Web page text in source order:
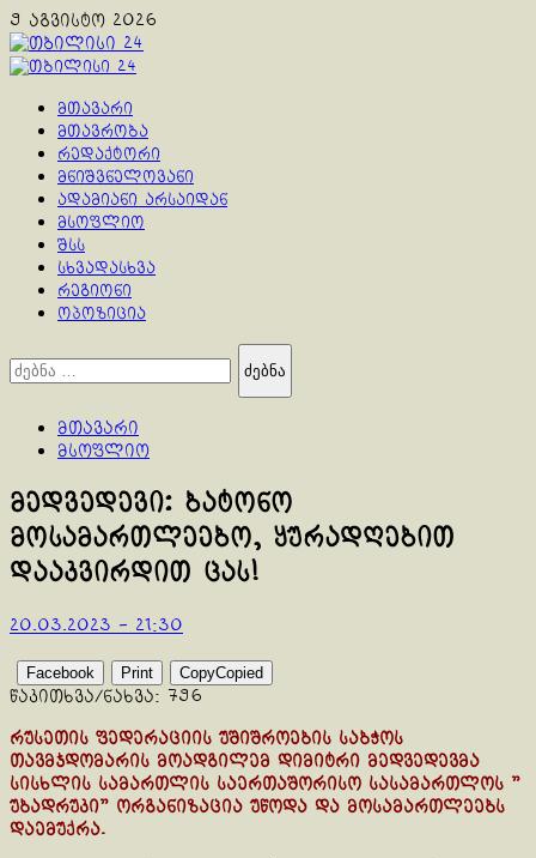
Skip
to
content
9 აგვისტო 2026
Primary
მთავარი
მთავრობა
რედაქტორი
მნიშვნელოვანი
ადამიანი არსაიდან
მსოფლიო
შსს
სხვადასხვა
რეგიონი
ოპოზიცია
ძებნა:
მთავარი
მსოფლიო
მედვედევი: ბატონო
მოსამართლეებო, ყურადღებით
დააკვირდით ცას!
20.03.2023 - 21:30
Facebook Print CopyCopied
წაკითხვა/ნახვა: 796
რუსეთის ფედერაციის უშიშროების საბჭოს
თავმჯდომარის მოადგილემ დიმიტრი მედვედევმა
სისხლის სამართლის საერთაშორისო სასამართლოს ”
უბადრუკი” ორგანიზაცია უწოდა და მოსამართლეებს
დაემუქრა.